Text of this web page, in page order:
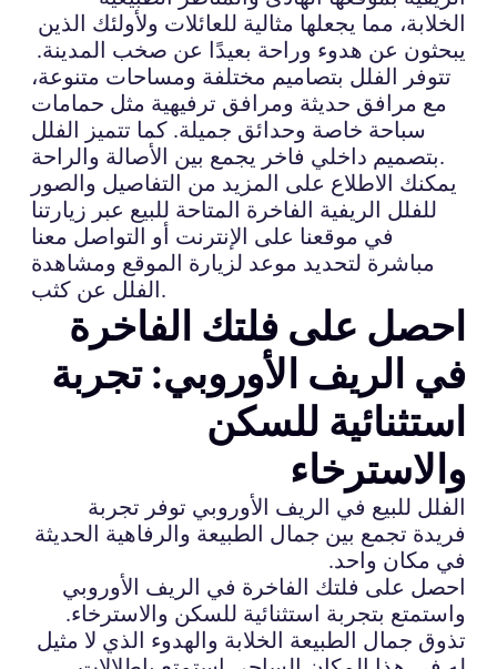
الخلابة، مما يجعلها مثالية للعائلات ولأولئك الذين
يبحثون عن هدوء وراحة بعيدًا عن صخب المدينة.
تتوفر الفلل بتصاميم مختلفة ومساحات متنوعة،
مع مرافق حديثة ومرافق ترفيهية مثل حمامات
سباحة خاصة وحدائق جميلة. كما تتميز الفلل
بتصميم داخلي فاخر يجمع بين الأصالة والراحة.
يمكنك الاطلاع على المزيد من التفاصيل والصور
للفلل الريفية الفاخرة المتاحة للبيع عبر زيارتنا
في موقعنا على الإنترنت أو التواصل معنا
مباشرة لتحديد موعد لزيارة الموقع ومشاهدة
الفلل عن كثب.
احصل على فلتك الفاخرة
في الريف الأوروبي: تجربة
استثنائية للسكن
والاسترخاء
الفلل للبيع في الريف الأوروبي توفر تجربة
فريدة تجمع بين جمال الطبيعة والرفاهية الحديثة
في مكان واحد.
احصل على فلتك الفاخرة في الريف الأوروبي
واستمتع بتجربة استثنائية للسكن والاسترخاء.
تذوق جمال الطبيعة الخلابة والهدوء الذي لا مثيل